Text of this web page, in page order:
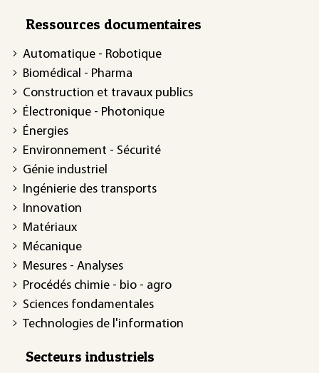
Ressources documentaires
Automatique - Robotique
Biomédical - Pharma
Construction et travaux publics
Électronique - Photonique
Énergies
Environnement - Sécurité
Génie industriel
Ingénierie des transports
Innovation
Matériaux
Mécanique
Mesures - Analyses
Procédés chimie - bio - agro
Sciences fondamentales
Technologies de l'information
Secteurs industriels